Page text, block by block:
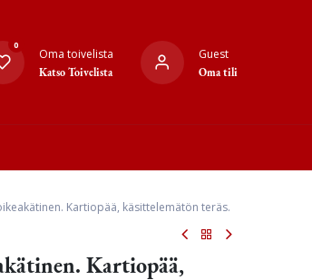
0
Oma toivelista
Katso Toivelista
Guest
Oma tili
Kartiopää, käsittelemätön teräs.
Kartiopää,